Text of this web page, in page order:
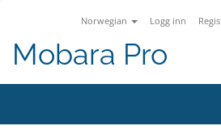
Norwegian Logg inn
Mobara Pro